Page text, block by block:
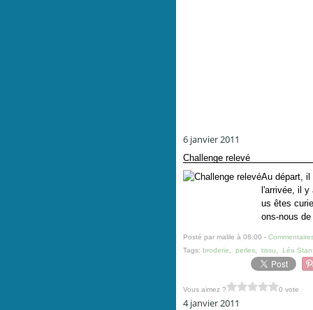
6 janvier 2011
Challenge relevé
Au départ,
l'arrivée, il
us êtes
ons-nous
Posté par malile à 08:00 -
Tags: broderie perles tissu Léa
Vous aimez ? 0 vote
4 janvier 2011